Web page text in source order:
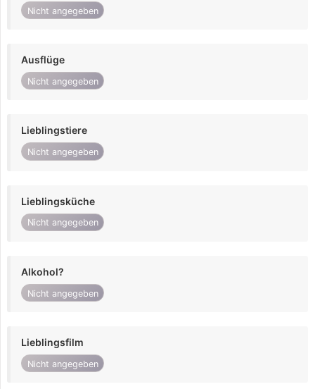
Nicht angegeben
Ausflüge
Nicht angegeben
Lieblingstiere
Nicht angegeben
Lieblingsküche
Nicht angegeben
Alkohol?
Nicht angegeben
Lieblingsfilm
Nicht angegeben